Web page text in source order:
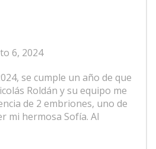
6, 2024
se cumple un año de que
Roldán y su equipo me
de 2 embriones, uno de
mi hermosa Sofía. Al